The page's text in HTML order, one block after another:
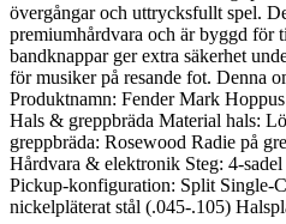
övergångar och uttrycksfullt spel.
premiumhårdvara och är byggd för
bandknappar ger extra säkerhet
för musiker på resande fot. Denna
Produktnamn: Fender Mark
Hals & greppbräda Material hals:
greppbräda: Rosewood Radie på
Hårdvara & elektronik Steg: 4-
Pickup-konfiguration: Split Single-
nickelpläterat stål (.045-.105)